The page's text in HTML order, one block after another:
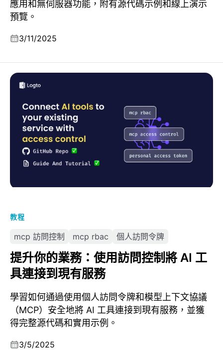
應用和無伺服器功能，附有源代碼示例和線上演示
預覽。
3/11/2025
教程
mcp 訪問控制 mcp rbac 個人訪問令牌
提升你的業務：使用訪問控制將 AI 工
具連接到現有服務
學習如何通過使用個人訪問令牌和模型上下文協議
（MCP）安全地將 AI 工具連接到現有服務，並獲
得完整源代碼和實用示例。
3/5/2025
提升你的業務：使用訪問控制將 AI 工具連接到現有服務